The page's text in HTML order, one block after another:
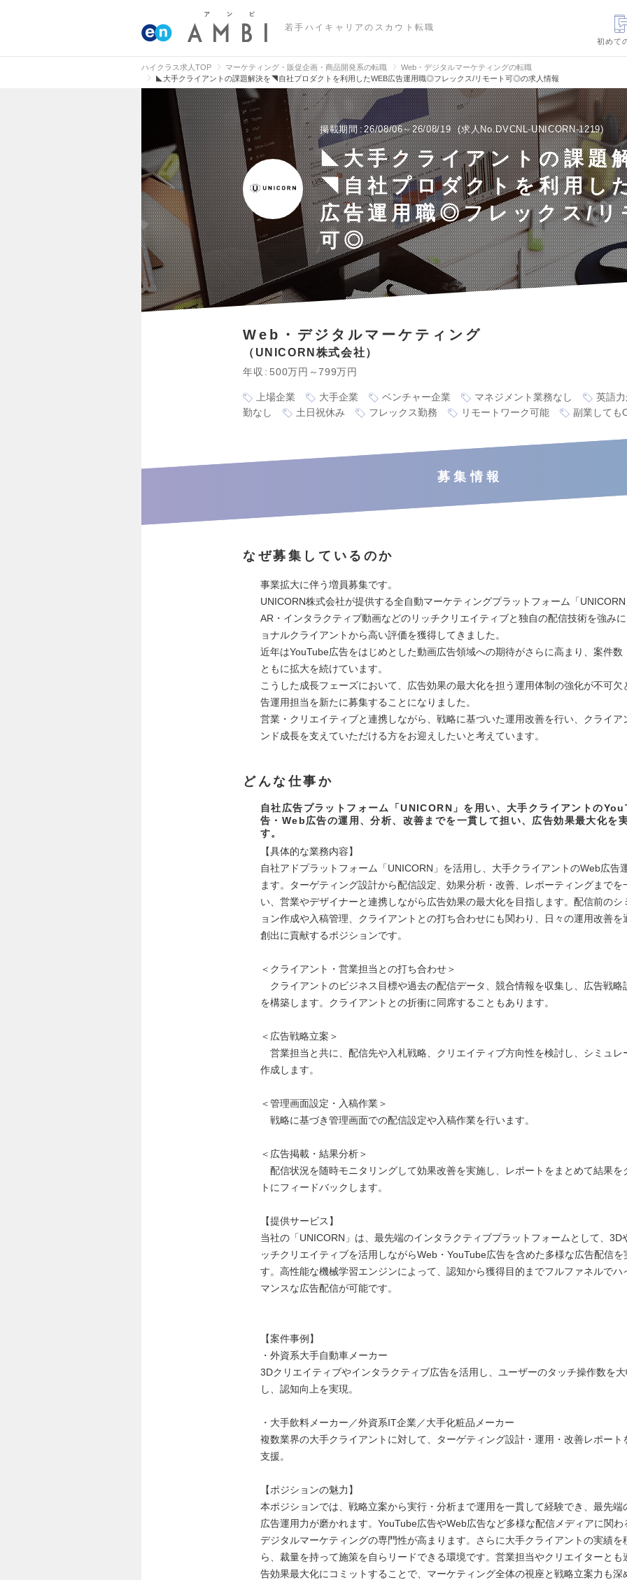
若手ハイキャリアのスカウト転職
初めて
ハイクラス求人TOP マーケティング・販促企画・商品開発系の転職
Web・デジタルマーケティングの転職
◣大手クライアントの課題解決を◥自社プロダクトを利用したWEB広告運用職◎フレックス/リモート可◎の求人情報
掲載期間 26/08/06～26/08/19 求人No.DVCNL-UNICORN-1219
◣大手クライアントの課題
◥自社プロダクトを利用し
広告運用職◎フレックス/リ
可◎
Web・デジタルマーケティング
UNICORN株式会社
年収 500万円～799万円
上場企業 大手企業 ベンチャー企業 マネジメント業務なし
英語
勤なし
土日祝休み フレックス勤務 リモートワーク可能 副業しても
募集情報
なぜ募集しているのか
事業拡大に伴う増員募集です。
UNICORN株式会社が提供する全自動マーケティングプラットフォーム「
AR・インタラクティブ動画などのリッチクリエイティブと独自の配信技術を強み
ョナルクライアントから高い評価を獲得してきました。
近年はYouTube広告をはじめとした動画広告領域への期待がさらに高まり、案件数
ともに拡大を続けています。
こうした成長フェーズにおいて、広告効果の最大化を担う運用体制の強化が不可欠
告運用担当を新たに募集することになりました。
営業・クリエイティブと連携しながら、戦略に基づいた運用改善を行い、クライア
ンド成長を支えていただける方をお迎えしたいと考えています。
どんな仕事か
自社広告プラットフォーム「UNICORN」を用い、大手クライアントの
告・Web広告の運用、分析、改善までを一貫して担い、広告効果最大化を
す。
【具体的な業務内容】
自社アドプラットフォーム「UNICORN」を活用し、大手クライアントのWeb広告
ます。ターゲティング設計から配信設定、効果分析・改善、レポーティングまでを
い、営業やデザイナーと連携しながら広告効果の最大化を目指します。配信前のシ
ョン作成や入稿管理、クライアントとの打ち合わせにも関わり、日々の運用改善を
創出に貢献するポジションです。
＜クライアント・営業担当との打ち合わせ＞
クライアントのビジネス目標や過去の配信データ、競合情報を収集し、広告戦略
を構築します。クライアントとの折衝に同席することもあります。
＜広告戦略立案＞
営業担当と共に、配信先や入札戦略、クリエイティブ方向性を検討し、シミュレ
作成します。
＜管理画面設定・入稿作業＞
戦略に基づき管理画面での配信設定や入稿作業を行います。
＜広告掲載・結果分析＞
配信状況を随時モニタリングして効果改善を実施し、レポートをまとめて結果を
トにフィードバックします。
【提供サービス】
当社の「UNICORN」は、最先端のインタラクティブプラットフォームとして、3D
ッチクリエイティブを活用しながらWeb・YouTube広告を含めた多様な広告配信を
す。高性能な機械学習エンジンによって、認知から獲得目的までフルファネルでハ
マンスな広告配信が可能です。
【案件事例】
・外資系大手自動車メーカー
3Dクリエイティブやインタラクティブ広告を活用し、ユーザーのタッチ操作数を
し、認知向上を実現。
・大手飲料メーカー／外資系IT企業／大手化粧品メーカー
複数業界の大手クライアントに対して、ターゲティング設計・運用・改善レポート
支援。
【ポジションの魅力】
本ポジションでは、戦略立案から実行・分析まで運用を一貫して経験でき、最先端
広告運用力が磨かれます。YouTube広告やWeb広告など多様な配信メディアに関わ
デジタルマーケティングの専門性が高まります。さらに大手クライアントの実績を
ら、裁量を持って施策を自らリードできる環境です。営業担当やクリエイターとも
告効果最大化にコミットすることで、マーケティング全体の視座と戦略立案力も深